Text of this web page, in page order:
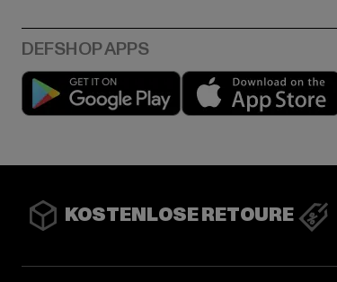
Play market
KOSTENLOSE RETOURE